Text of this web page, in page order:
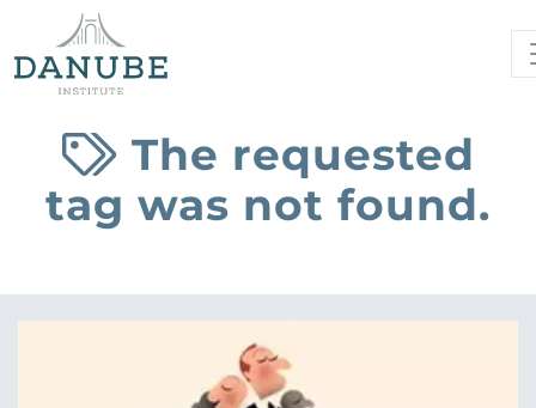
The requested
tag was not found.